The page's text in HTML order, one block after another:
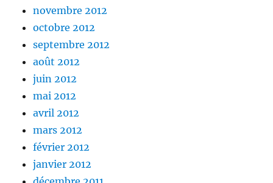
novembre 2012
octobre 2012
septembre 2012
août 2012
juin 2012
mai 2012
avril 2012
mars 2012
février 2012
janvier 2012